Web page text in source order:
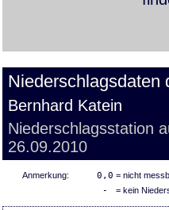
Niederschlagsdaten
Bernhard Katein
Niederschlagsstation
26.09.2010
Anmerkung: 0,0 = nicht
- = kein